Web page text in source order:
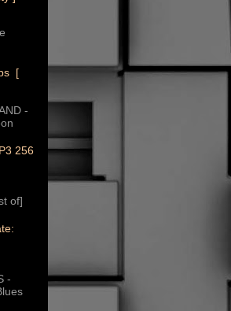
[
-
256
of]
-